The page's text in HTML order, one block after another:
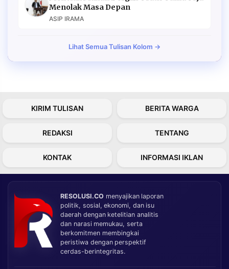
Menolak Masa Depan
ASIP IRAMA
Lihat Semua Tulisan Kolom →
KIRIM TULISAN BERITA WARGA
REDAKSI TENTANG
KONTAK INFORMASI IKLAN
RESOLUSI.CO menyajikan laporan
politik, sosial, ekonomi, dan isu
daerah dengan ketelitian analitis
dan narasi memukau, serta
berkomitmen membingkai
peristiwa dengan perspektif
cerdas-berintegritas.